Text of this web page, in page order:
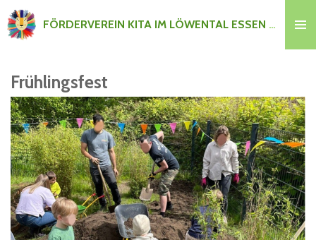
Zum
Hauptinhalt
FÖRDERVEREIN KITA IM LÖWENTAL ESSEN e.V.
Frühlingsfest